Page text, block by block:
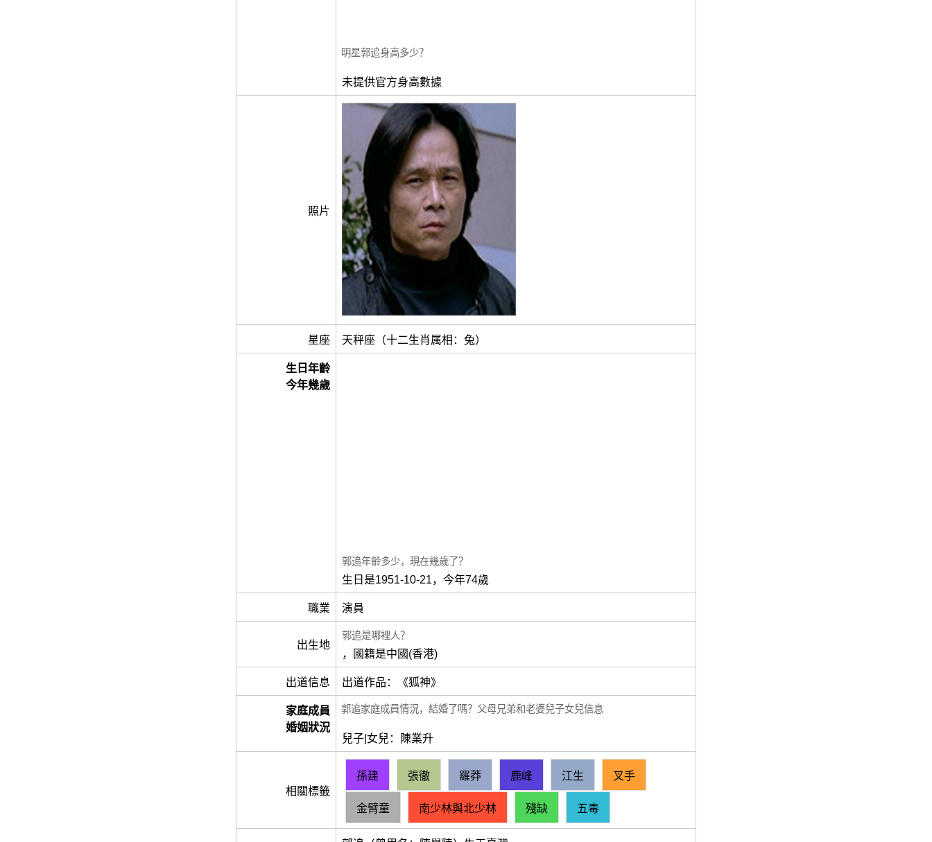
明星郭追身高多少？
未提供官方身高數據
照片
星座 天秤座（十二生肖属相：兔）
生日年齡
今年幾歲
郭追年齡多少，現在幾歲了？
生日是1951-10-21，今年74歲
職業 演員
出生地
郭追是哪裡人？
，國籍是中國(香港)
出道信息 出道作品：《狐神》
家庭成員
婚姻狀況
郭追家庭成員情況，結婚了嗎？父母兄弟和老婆兒子女兒信息
兒子|女兒：陳業升
相關標籤
孫建 張徹 羅莽 鹿峰 江生 叉手
金臂童 南少林與北少林 殘缺 五毒